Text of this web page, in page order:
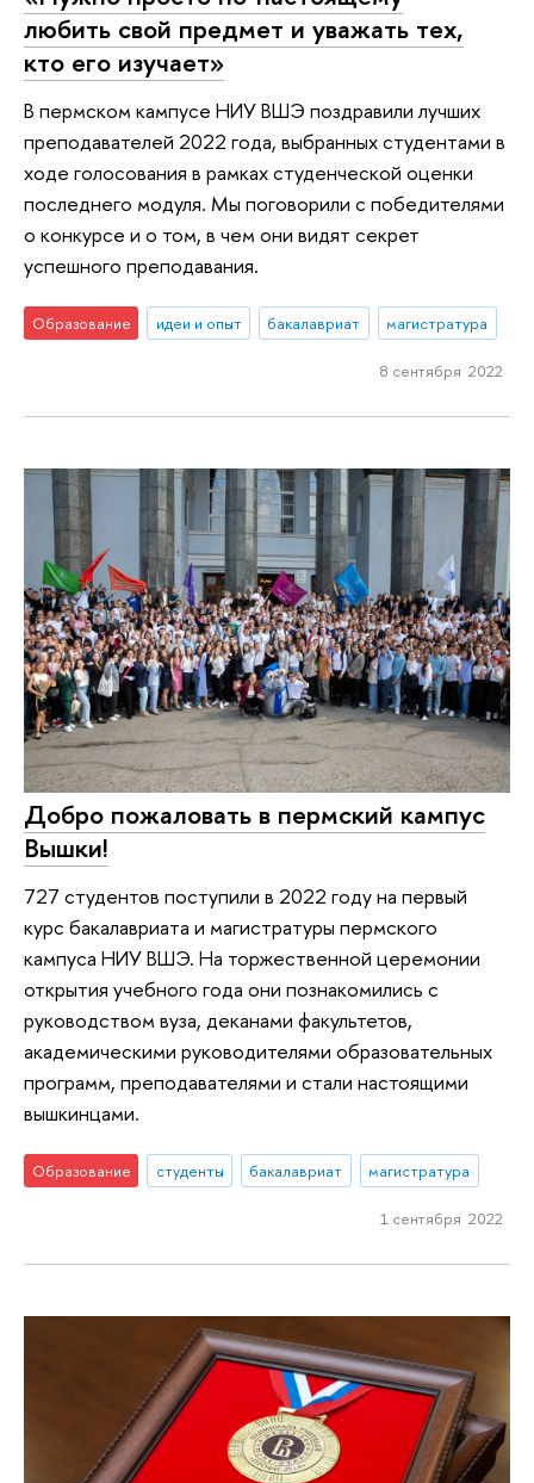
любить свой предмет и уважать тех,
кто его изучает»
В пермском кампусе НИУ ВШЭ поздравили лучших
преподавателей 2022 года, выбранных студентами в
ходе голосования в рамках студенческой оценки
последнего модуля. Мы поговорили с победителями
о конкурсе и о том, в чем они видят секрет
успешного преподавания.
Образование идеи и опыт бакалавриат магистратура
8 сентября 2022
Добро пожаловать в пермский кампус
Вышки!
727 студентов поступили в 2022 году на первый
курс бакалавриата и магистратуры пермского
кампуса НИУ ВШЭ. На торжественной церемонии
открытия учебного года они познакомились с
руководством вуза, деканами факультетов,
академическими руководителями образовательных
программ, преподавателями и стали настоящими
вышкинцами.
Образование студенты бакалавриат магистратура
1 сентября 2022